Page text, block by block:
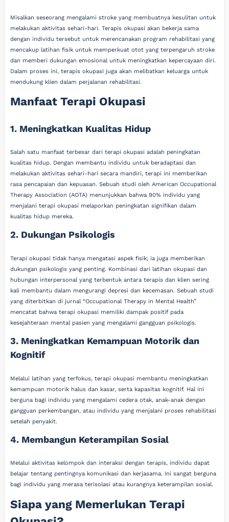
Misalkan seseorang mengalami stroke yang membuatnya kesulitan untuk
melakukan aktivitas sehari-hari. Terapis okupasi akan bekerja sama
dengan individu tersebut untuk merencanakan program rehabilitasi yang
mencakup latihan fisik untuk memperkuat otot yang terpengaruh stroke
dan memberi dukungan emosional untuk meningkatkan kepercayaan diri.
Dalam proses ini, terapis okupasi juga akan melibatkan keluarga untuk
mendukung klien dalam perjalanan rehabilitasi.
Manfaat Terapi Okupasi
1. Meningkatkan Kualitas Hidup
Salah satu manfaat terbesar dari terapi okupasi adalah peningkatan
kualitas hidup. Dengan membantu individu untuk beradaptasi dan
melakukan aktivitas sehari-hari secara mandiri, terapi ini memberikan
rasa pencapaian dan kepuasan. Sebuah studi oleh American Occupational
Therapy Association (AOTA) menunjukkan bahwa 90% individu yang
menjalani terapi okupasi melaporkan peningkatan signifikan dalam
kualitas hidup mereka.
2. Dukungan Psikologis
Terapi okupasi tidak hanya mengatasi aspek fisik; ia juga memberikan
dukungan psikologis yang penting. Kombinasi dari latihan okupasi dan
hubungan interpersonal yang terbentuk antara terapis dan klien sering
kali membantu dalam mengurangi depresi dan kecemasan. Sebuah studi
yang diterbitkan di jurnal “Occupational Therapy in Mental Health”
mencatat bahwa terapi okupasi memiliki dampak positif pada
kesejahteraan mental pasien yang mengalami gangguan psikologis.
3. Meningkatkan Kemampuan Motorik dan
Kognitif
Melalui latihan yang terfokus, terapi okupasi membantu meningkatkan
kemampuan motorik halus dan kasar, serta kapasitas kognitif. Hal ini
berguna bagi individu yang mengalami cedera otak, anak-anak dengan
gangguan perkembangan, atau individu yang menjalani proses rehabilitasi
setelah penyakit.
4. Membangun Keterampilan Sosial
Melalui aktivitas kelompok dan interaksi dengan terapis, individu dapat
belajar tentang pentingnya komunikasi dan kerjasama. Ini sangat berguna
bagi individu yang merasa terisolasi atau kurangnya keterampilan sosial.
Siapa yang Memerlukan Terapi